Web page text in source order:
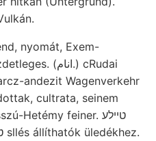
nyomát, Exem-
andezit Wagenverkehr
cultrata, seinem